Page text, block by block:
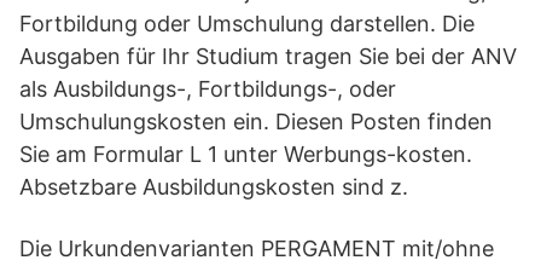
Fortbildung oder Umschulung darstellen. Die
Ausgaben für Ihr Studium tragen Sie bei der ANV
als Ausbildungs-, Fortbildungs-, oder
Umschulungskosten ein. Diesen Posten finden
Sie am Formular L 1 unter Werbungs-kosten.
Absetzbare Ausbildungskosten sind z.
Die Urkundenvarianten PERGAMENT mit/ohne